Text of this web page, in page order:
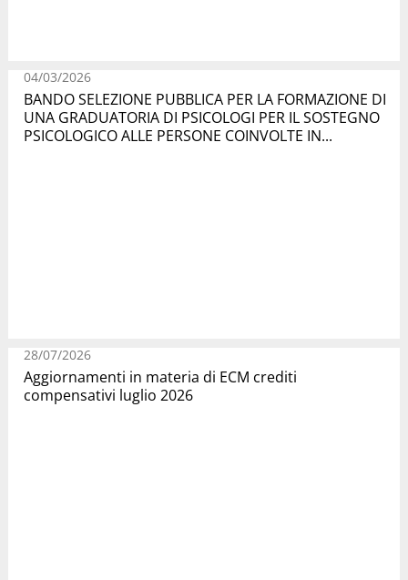
04/03/2026
BANDO SELEZIONE PUBBLICA PER LA FORMAZIONE DI
UNA GRADUATORIA DI PSICOLOGI PER IL SOSTEGNO
PSICOLOGICO ALLE PERSONE COINVOLTE IN...
28/07/2026
Aggiornamenti in materia di ECM crediti
compensativi luglio 2026